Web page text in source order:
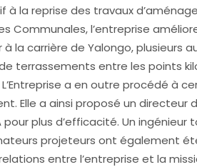
à la reprise des travaux
Communales, l’entreprise
à la carrière de Yalongo, plusieurs
terrassements entre les points
a en outre procédé à
Elle a ainsi proposé un
pour plus d’efficacité. Un
projeteurs ont également
entre l’entreprise et la